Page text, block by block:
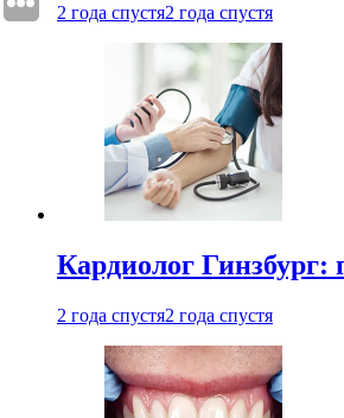
2 года спустя2 года спустя
Кардиолог Гинзбург:
2 года спустя2 года спустя